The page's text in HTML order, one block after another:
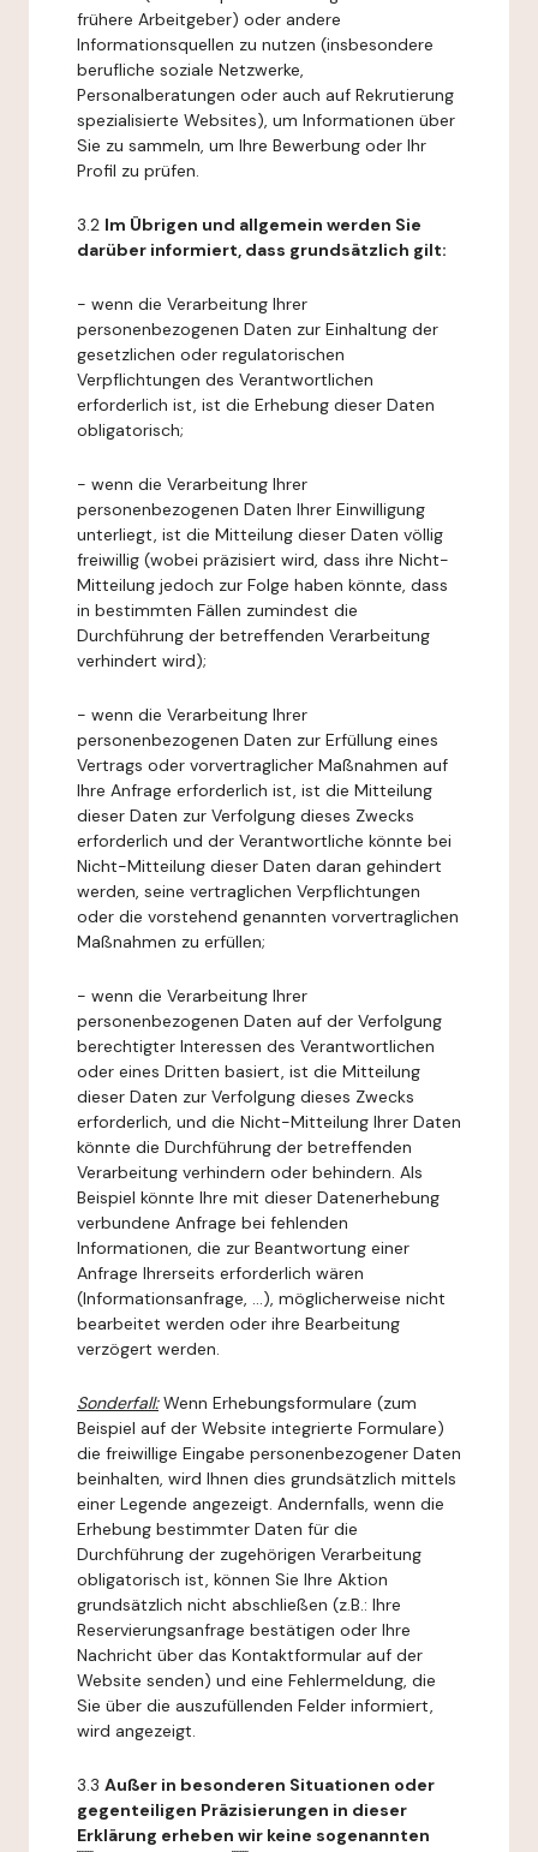
frühere Arbeitgeber) oder andere
Informationsquellen zu nutzen (insbesondere
berufliche soziale Netzwerke,
Personalberatungen oder auch auf Rekrutierung
spezialisierte Websites), um Informationen über
Sie zu sammeln, um Ihre Bewerbung oder Ihr
Profil zu prüfen.
3.2 Im Übrigen und allgemein werden Sie
darüber informiert, dass grundsätzlich gilt:
- wenn die Verarbeitung Ihrer
personenbezogenen Daten zur Einhaltung der
gesetzlichen oder regulatorischen
Verpflichtungen des Verantwortlichen
erforderlich ist, ist die Erhebung dieser Daten
obligatorisch;
- wenn die Verarbeitung Ihrer
personenbezogenen Daten Ihrer Einwilligung
unterliegt, ist die Mitteilung dieser Daten völlig
freiwillig (wobei präzisiert wird, dass ihre Nicht-
Mitteilung jedoch zur Folge haben könnte, dass
in bestimmten Fällen zumindest die
Durchführung der betreffenden Verarbeitung
verhindert wird);
- wenn die Verarbeitung Ihrer
personenbezogenen Daten zur Erfüllung eines
Vertrags oder vorvertraglicher Maßnahmen auf
Ihre Anfrage erforderlich ist, ist die Mitteilung
dieser Daten zur Verfolgung dieses Zwecks
erforderlich und der Verantwortliche könnte bei
Nicht-Mitteilung dieser Daten daran gehindert
werden, seine vertraglichen Verpflichtungen
oder die vorstehend genannten vorvertraglichen
Maßnahmen zu erfüllen;
- wenn die Verarbeitung Ihrer
personenbezogenen Daten auf der Verfolgung
berechtigter Interessen des Verantwortlichen
oder eines Dritten basiert, ist die Mitteilung
dieser Daten zur Verfolgung dieses Zwecks
erforderlich, und die Nicht-Mitteilung Ihrer Daten
könnte die Durchführung der betreffenden
Verarbeitung verhindern oder behindern. Als
Beispiel könnte Ihre mit dieser Datenerhebung
verbundene Anfrage bei fehlenden
Informationen, die zur Beantwortung einer
Anfrage Ihrerseits erforderlich wären
(Informationsanfrage, ...), möglicherweise nicht
bearbeitet werden oder ihre Bearbeitung
verzögert werden.
Sonderfall:Wenn Erhebungsformulare (zum
Beispiel auf der Website integrierte Formulare)
die freiwillige Eingabe personenbezogener Daten
beinhalten, wird Ihnen dies grundsätzlich mittels
einer Legende angezeigt. Andernfalls, wenn die
Erhebung bestimmter Daten für die
Durchführung der zugehörigen Verarbeitung
obligatorisch ist, können Sie Ihre Aktion
grundsätzlich nicht abschließen (z.B.: Ihre
Reservierungsanfrage bestätigen oder Ihre
Nachricht über das Kontaktformular auf der
Website senden) und eine Fehlermeldung, die
Sie über die auszufüllenden Felder informiert,
wird angezeigt.
3.3 Außer in besonderen Situationen oder
gegenteiligen Präzisierungen in dieser
Erklärung erheben wir keine sogenannten